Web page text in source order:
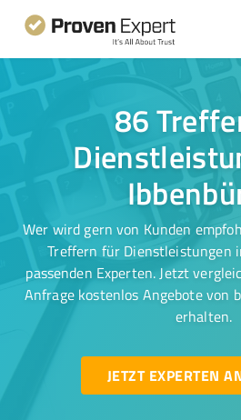
86
Wer wird gern von Kunden
Treffern für Dienstleistungen
passenden Experten. Jetzt
Anfrage kostenlos Angebote von
erhalten.
JETZT EXPERTEN